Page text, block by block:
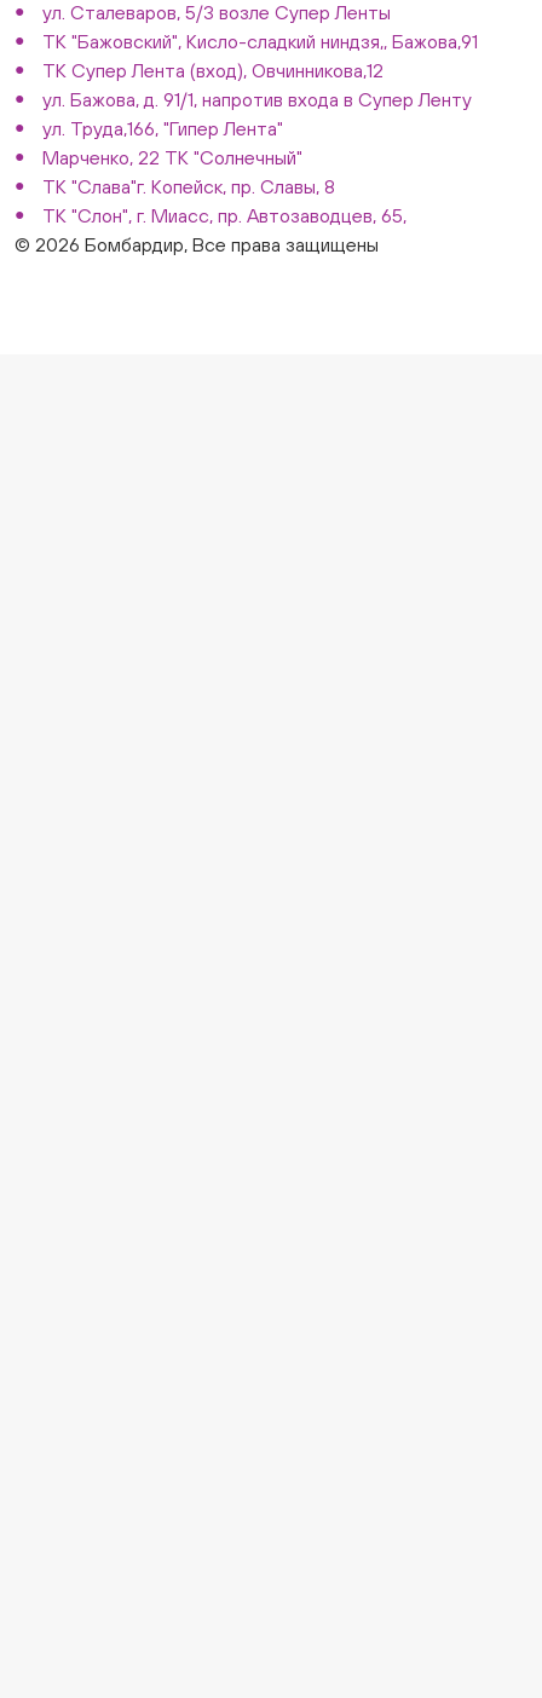
ул. Сталеваров, 5/3 возле Супер Ленты
ТК "Бажовский", Кисло-сладкий ниндзя,, Бажова,91
ТК Супер Лента (вход), Овчинникова,12
ул. Бажова, д. 91/1, напротив входа в Супер Ленту
ул. Труда,166, "Гипер Лента"
Марченко, 22 ТК "Солнечный"
ТК "Слава"г. Копейск, пр. Славы, 8
ТК "Слон", г. Миасс, пр. Автозаводцев, 65,
© 2026 Бомбардир, Все права защищены